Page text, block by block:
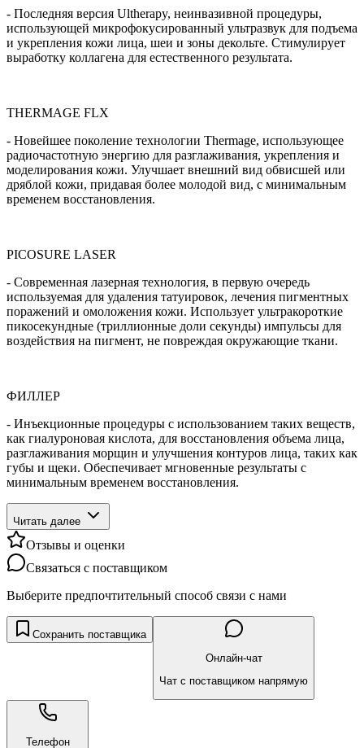
- Последняя версия Ultherapy, неинвазивной процедуры,
использующей микрофокусированный ультразвук для подъема
и укрепления кожи лица, шеи и зоны декольте. Стимулирует
выработку коллагена для естественного результата.
THERMAGE FLX
- Новейшее поколение технологии Thermage, использующее
радиочастотную энергию для разглаживания, укрепления и
моделирования кожи. Улучшает внешний вид обвисшей или
дряблой кожи, придавая более молодой вид, с минимальным
временем восстановления.
PICOSURE LASER
- Современная лазерная технология, в первую очередь
используемая для удаления татуировок, лечения пигментных
поражений и омоложения кожи. Использует ультракороткие
пикосекундные (триллионные доли секунды) импульсы для
воздействия на пигмент, не повреждая окружающие ткани.
ФИЛЛЕР
- Инъекционные процедуры с использованием таких веществ,
как гиалуроновая кислота, для восстановления объема лица,
разглаживания морщин и улучшения контуров лица, таких как
губы и щеки. Обеспечивает мгновенные результаты с
минимальным временем восстановления.
Читать далее
Отзывы и оценки
Связаться с поставщиком
Выберите предпочтительный способ связи с нами
Сохранить поставщика
Онлайн-чат
Чат с поставщиком напрямую
Телефон